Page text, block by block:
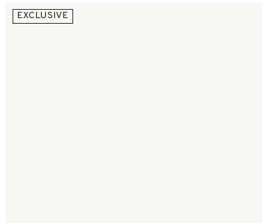
Pondus Computer sleeve 38x28 cm
EXCLUSIVE